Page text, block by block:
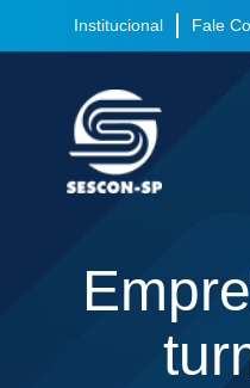
Institucional Fale